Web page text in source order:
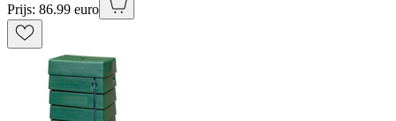
Prijs: 86.99 euro